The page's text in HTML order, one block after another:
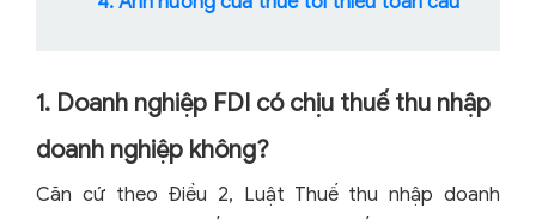
1. Doanh nghiệp FDI có chịu thuế thu nhập
doanh nghiệp không?
Căn cứ theo Điều 2, Luật Thuế thu nhập doanh